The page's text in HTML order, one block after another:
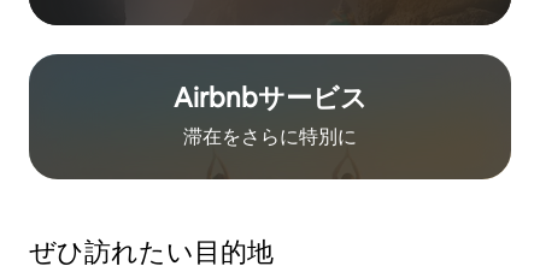
Airbnb⁠サ⁠ー⁠ビ⁠ス
滞在をさ⁠ら⁠に特⁠別⁠に
ぜひ訪⁠れ⁠た⁠い目⁠的⁠地